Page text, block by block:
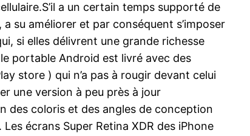
a un certain temps supporté de
su améliorer et par conséquent s’imposer
si elles délivrent une grande richesse
portable Android est livré avec des
store ) qui n’a pas à rougir devant celui
une version à peu près à jour
des coloris et des angles de conception
écrans Super Retina XDR des iPhone